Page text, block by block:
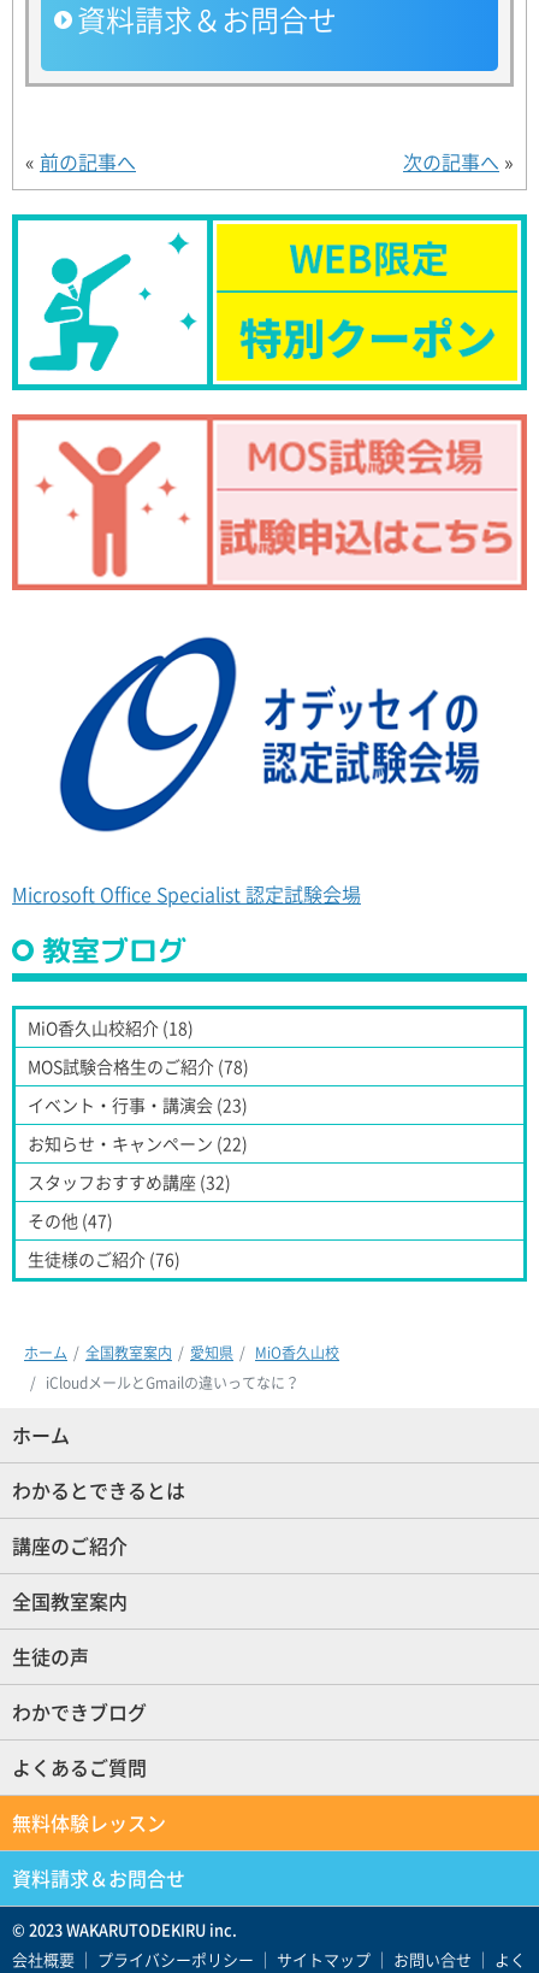
資料請求＆お問合せ
« 前の記事へ 次の記事へ »
Microsoft Office Specialist 認定試験会場
教室ブログ
MiO香久山校紹介 (18)
MOS試験合格生のご紹介 (78)
イベント・行事・講演会 (23)
お知らせ・キャンペーン (22)
スタッフおすすめ講座 (32)
その他 (47)
生徒様のご紹介 (76)
ホーム 全国教室案内 愛知県
MiO香久山校
iCloudメールとGmailの違いってなに？
ホーム
わかるとできるとは
講座のご紹介
全国教室案内
生徒の声
わかできブログ
よくあるご質問
無料体験レッスン
資料請求＆お問合せ
© 2023 WAKARUTODEKIRU inc.
会社概要 ｜ プライバシーポリシー ｜ サイトマップ ｜ お問い合せ ｜ よく